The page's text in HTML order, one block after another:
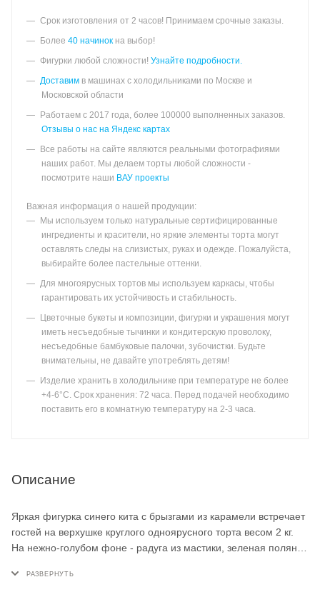
Срок изготовления от 2 часов! Принимаем срочные заказы.
Более 40 начинок на выбор!
Фигурки любой сложности! Узнайте подробности.
Доставим в машинах с холодильниками по Москве и
Московской области
Работаем с 2017 года, более 100000 выполненных заказов.
Отзывы о нас на Яндекс картах
Все работы на сайте являются реальными фотографиями
наших работ. Мы делаем торты любой сложности -
посмотрите наши ВАУ проекты
Важная информация о нашей продукции:
Мы используем только натуральные сертифицированные
ингредиенты и красители, но яркие элементы торта могут
оставлять следы на слизистых, руках и одежде. Пожалуйста,
выбирайте более пастельные оттенки.
Для многоярусных тортов мы используем каркасы, чтобы
гарантировать их устойчивость и стабильность.
Цветочные букеты и композиции, фигурки и украшения могут
иметь несъедобные тычинки и кондитерскую проволоку,
несъедобные бамбуковые палочки, зубочистки. Будьте
внимательны, не давайте употреблять детям!
Изделие хранить в холодильнике при температуре не более
+4-6°С. Срок хранения: 72 часа. Перед подачей необходимо
поставить его в комнатную температуру на 2-3 часа.
Описание
Яркая фигурка синего кита с брызгами из карамели встречает
гостей на верхушке круглого одноярусного торта весом 2 кг.
На нежно-голубом фоне - радуга из мастики, зеленая поляна
на заказ отлично подойдёт для мальчика на первый день